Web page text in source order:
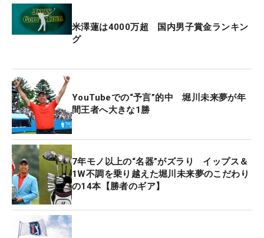
イトル戦は1.25倍（優勝625ポイント）となる。
賞金総額によって加増する「賞金プレミアムポイン
増。大会の開催年数で加増する「暦年プレミアムポ
イント」は、開催40年（回）以上の大会を5％増と
している。
ただし、海外メジャーおよび日本タイトル戦におい
ては、いずれの「プレミアムポイント」も適用しな
い。また、いずれの「プレミアムポイント」は重複
して付与せず、いずれか高いほうの「プレミアムポ
イント」を採用となっている。
「中日クラウンズ」は「開催40年（回）以上」の暦
米澤蓮は4000万超 国内男子賞金ランキン
グ
YouTubeでの“予言”的中 堀川未来夢が年
間王者へ大きな1勝
7年モノ以上の“名器”がズラり イップス＆
1W不調を乗り越えた堀川未来夢のこだわり
の14本【勝者のギア】